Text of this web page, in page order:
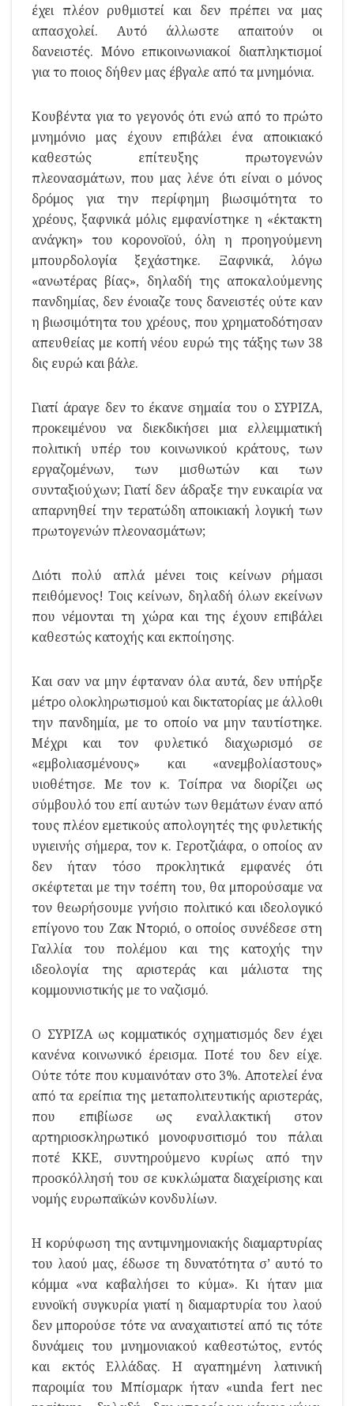
έχει πλέον ρυθμιστεί και δεν πρέπει να μας
απασχολεί. Αυτό άλλωστε απαιτούν οι
δανειστές. Μόνο επικοινωνιακοί διαπληκτισμοί
για το ποιος δήθεν μας έβγαλε από τα μνημόνια.
Κουβέντα για το γεγονός ότι ενώ από το πρώτο
μνημόνιο μας έχουν επιβάλει ένα αποικιακό
καθεστώς επίτευξης πρωτογενών
πλεονασμάτων, που μας λένε ότι είναι ο μόνος
δρόμος για την περίφημη βιωσιμότητα το
χρέους, ξαφνικά μόλις εμφανίστηκε η «έκτακτη
ανάγκη» του κορονοϊού, όλη η προηγούμενη
μπουρδολογία ξεχάστηκε. Ξαφνικά, λόγω
«ανωτέρας βίας», δηλαδή της αποκαλούμενης
πανδημίας, δεν ένοιαζε τους δανειστές ούτε καν
η βιωσιμότητα του χρέους, που χρηματοδότησαν
απευθείας με κοπή νέου ευρώ της τάξης των 38
δις ευρώ και βάλε.
Γιατί άραγε δεν το έκανε σημαία του ο ΣΥΡΙΖΑ,
προκειμένου να διεκδικήσει μια ελλειμματική
πολιτική υπέρ του κοινωνικού κράτους, των
εργαζομένων, των μισθωτών και των
συνταξιούχων; Γιατί δεν άδραξε την ευκαιρία να
απαρνηθεί την τερατώδη αποικιακή λογική των
πρωτογενών πλεονασμάτων;
Διότι πολύ απλά μένει τοις κείνων ρήμασι
πειθόμενος! Τοις κείνων, δηλαδή όλων εκείνων
που νέμονται τη χώρα και της έχουν επιβάλει
καθεστώς κατοχής και εκποίησης.
Και σαν να μην έφταναν όλα αυτά, δεν υπήρξε
μέτρο ολοκληρωτισμού και δικτατορίας με άλλοθι
την πανδημία, με το οποίο να μην ταυτίστηκε.
Μέχρι και τον φυλετικό διαχωρισμό σε
«εμβολιασμένους» και «ανεμβολίαστους»
υιοθέτησε. Με τον κ. Τσίπρα να διορίζει ως
σύμβουλό του επί αυτών των θεμάτων έναν από
τους πλέον εμετικούς απολογητές της φυλετικής
υγιεινής σήμερα, τον κ. Γεροτζιάφα, ο οποίος αν
δεν ήταν τόσο προκλητικά εμφανές ότι
σκέφτεται με την τσέπη του, θα μπορούσαμε να
τον θεωρήσουμε γνήσιο πολιτικό και ιδεολογικό
επίγονο του Ζακ Ντοριό, ο οποίος συνέδεσε στη
Γαλλία του πολέμου και της κατοχής την
ιδεολογία της αριστεράς και μάλιστα της
κομμουνιστικής με το ναζισμό.
Ο ΣΥΡΙΖΑ ως κομματικός σχηματισμός δεν έχει
κανένα κοινωνικό έρεισμα. Ποτέ του δεν είχε.
Ούτε τότε που κυμαινόταν στο 3%. Αποτελεί ένα
από τα ερείπια της μεταπολιτευτικής αριστεράς,
που επιβίωσε ως εναλλακτική στον
αρτηριοσκληρωτικό μονοφυσιτισμό του πάλαι
ποτέ ΚΚΕ, συντηρούμενο κυρίως από την
προσκόλλησή του σε κυκλώματα διαχείρισης και
νομής ευρωπαϊκών κονδυλίων.
Η κορύφωση της αντιμνημονιακής διαμαρτυρίας
του λαού μας, έδωσε τη δυνατότητα σ’ αυτό το
κόμμα «να καβαλήσει το κύμα». Κι ήταν μια
ευνοϊκή συγκυρία γιατί η διαμαρτυρία του λαού
δεν μπορούσε τότε να αναχαιτιστεί από τις τότε
δυνάμεις του μνημονιακού καθεστώτος, εντός
και εκτός Ελλάδας. Η αγαπημένη λατινική
παροιμία του Μπίσμαρκ ήταν «unda fert nec